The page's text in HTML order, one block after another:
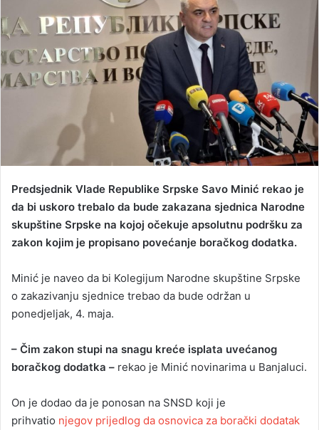
m
i
l
Predsjednik Vlade Republike Srpske Savo Minić rekao je
da bi uskoro trebalo da bude zakazana sjednica Narodne
skupštine Srpske na kojoj očekuje apsolutnu podršku za
zakon kojim je propisano povećanje boračkog dodatka.
Minić je naveo da bi Kolegijum Narodne skupštine Srpske
o zakazivanju sjednice trebao da bude održan u
ponedjeljak, 4. maja.
– Čim zakon stupi na snagu kreće isplata uvećanog
boračkog dodatka – rekao je Minić novinarima u Banjaluci.
On je dodao da je ponosan na SNSD koji je
prihvatio njegov prijedlog da osnovica za borački dodatak